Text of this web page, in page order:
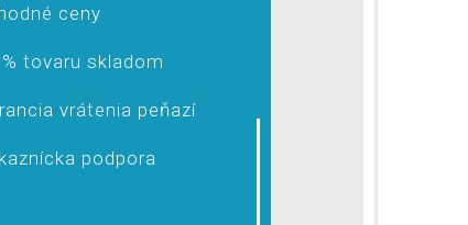
ceny
tovaru skladom
vrátenia peňazí
podpora